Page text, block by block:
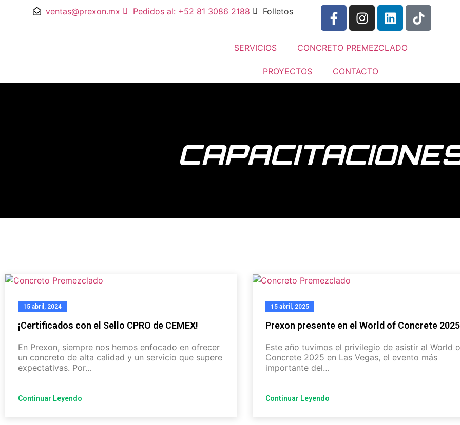
ventas@prexon.mx Pedidos al: +52 81 3086 2188 Folletos
SERVICIOS CONCRETO PREMEZCLADO
PROYECTOS CONTACTO
15 abril, 2024
¡Certificados con el Sello CPRO de CEMEX!
En Prexon, siempre nos hemos enfocado en ofrecer
un concreto de alta calidad y un servicio que supere
expectativas. Por…
Continuar Leyendo
15 abril, 2025
Prexon presente en el World of Concrete 2025
Este año tuvimos el privilegio de asistir al World
Concrete 2025 en Las Vegas, el evento más
importante del…
Continuar Leyendo